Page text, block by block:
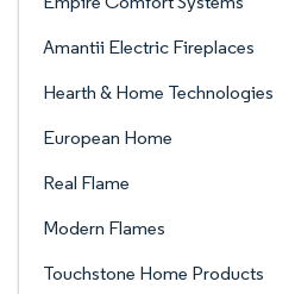
Amantii Electric Fireplaces
Hearth & Home Technologies
European Home
Real Flame
Modern Flames
Touchstone Home Products